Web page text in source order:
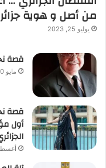
من أصل و هوية
يوليو 25, 2023
قصة
مايو 10, 2022
قصة
أول
أغسطس